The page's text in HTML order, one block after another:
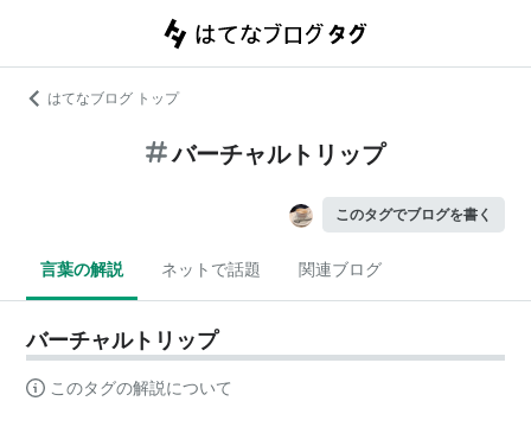
はてなブログ トップ
バーチャルトリップ
このタグでブログを書く
言葉の解説 ネットで話題 関連ブログ
バーチャルトリップ
このタグの解説について